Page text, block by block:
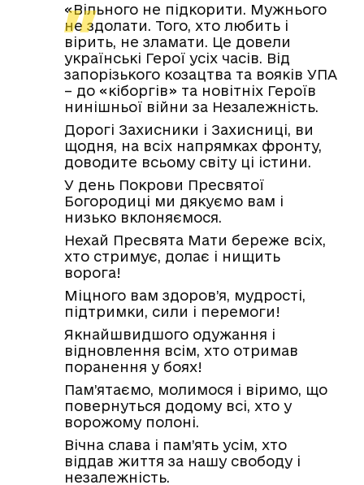
«Вільного не підкорити. Мужнього
не здолати. Того, хто любить і
вірить, не зламати. Це довели
українські Герої усіх часів. Від
запорізького козацтва та вояків УПА
– до «кіборгів» та новітніх Героїв
нинішньої війни за Незалежність.
Дорогі Захисники і Захисниці, ви
щодня, на всіх напрямках фронту,
доводите всьому світу ці істини.
У день Покрови Пресвятої
Богородиці ми дякуємо вам і
низько вклоняємося.
Нехай Пресвята Мати береже всіх,
хто стримує, долає і нищить
ворога!
Міцного вам здоров’я, мудрості,
підтримки, сили і перемоги!
Якнайшвидшого одужання і
відновлення всім, хто отримав
поранення у боях!
Пам’ятаємо, молимося і віримо, що
повернуться додому всі, хто у
ворожому полоні.
Вічна слава і пам’ять усім, хто
віддав життя за нашу свободу і
незалежність.